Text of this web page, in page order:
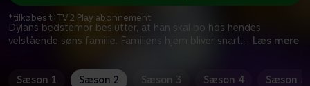
Dylans bedstemor beslutter, at han skal bo hos hendes
velstående søns familie. Familiens hjem bliver snart... Læs mere
*tilkøbes til TV 2 Play abonnement
Sæson 1 Sæson 2 Sæson 3 Sæson 4 Sæson 5